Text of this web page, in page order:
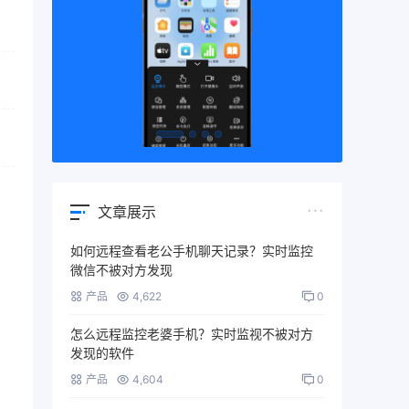
文章展示
如何远程查看老公手机聊天记录？实时监控
微信不被对方发现
产品 4,622 0
怎么远程监控老婆手机？实时监视不被对方
发现的软件
产品 4,604 0